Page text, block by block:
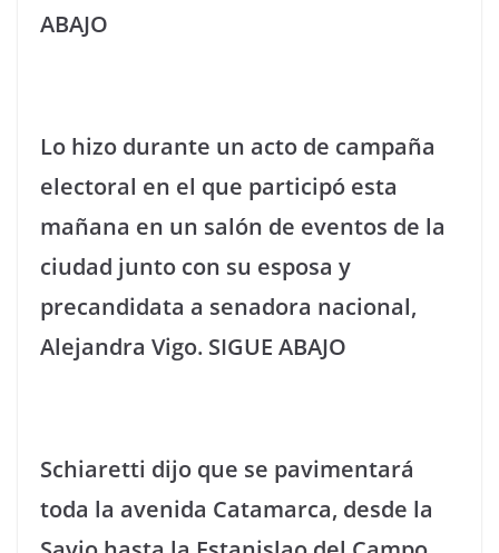
ABAJO
Lo hizo durante un acto de campaña
electoral en el que participó esta
mañana en un salón de eventos de la
ciudad junto con su esposa y
precandidata a senadora nacional,
Alejandra Vigo. SIGUE ABAJO
Schiaretti dijo que se pavimentará
toda la avenida Catamarca, desde la